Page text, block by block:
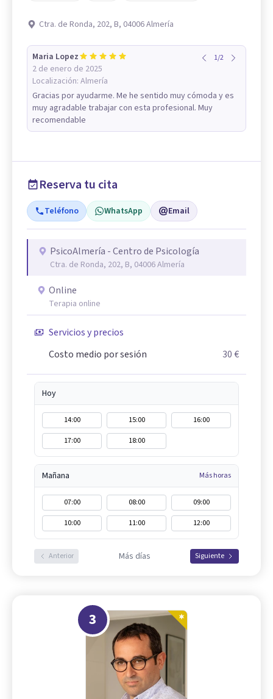
Ctra. de Ronda, 202, B, 04006 Almería
Maria Lopez
2 de enero de 2025
Localización: Almería
1/2
Gracias por ayudarme. Me he sentido muy cómoda y es
muy agradable trabajar con esta profesional. Muy
recomendable
Reserva tu cita
Teléfono WhatsApp Email
PsicoAlmería - Centro de Psicología
Ctra. de Ronda, 202, B, 04006 Almería
Online
Terapia online
Servicios y precios
Costo medio por sesión
30 €
Hoy
14:00 15:00
16:00
17:00
18:00
Mañana Más horas
07:00 08:00
09:00
10:00
11:00 12:00
Anterior Más días Siguiente
3